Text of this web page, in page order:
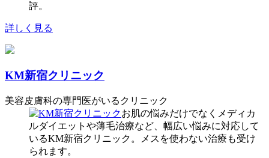
評。
詳しく見る
KM新宿クリニック
美容皮膚科の専門医がいるクリニック
お肌の悩みだけでなくメディカ
ルダイエットや薄毛治療など、幅広い悩みに対応して
いるKM新宿クリニック。メスを使わない治療も受け
られます。